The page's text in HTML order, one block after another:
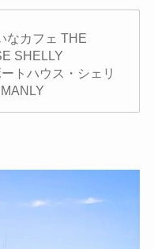
なカフェ THE
SHELLY
トハウス・シェリ